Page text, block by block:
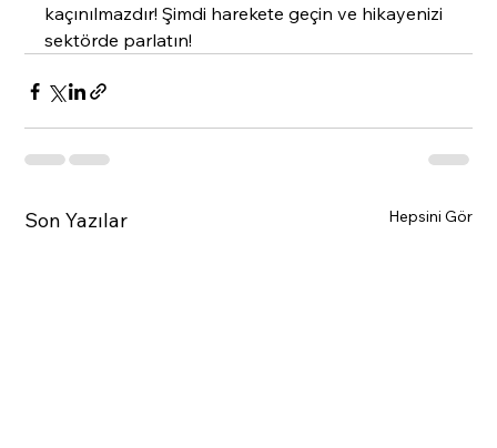
kaçınılmazdır! Şimdi harekete geçin ve hikayenizi
sektörde parlatın!
Son Yazılar Hepsini Gör